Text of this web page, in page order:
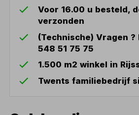
Voor 16.00 u besteld,
verzonden
(Technische) Vragen ?
548 51 75 75
1.500 m2 winkel in
Twents familiebedrijf